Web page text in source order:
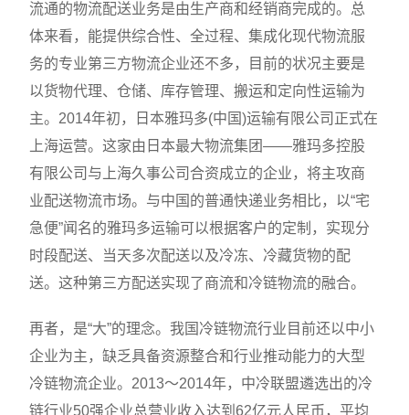
流通的物流配送业务是由生产商和经销商完成的。总
体来看，能提供综合性、全过程、集成化现代物流服
务的专业第三方物流企业还不多，目前的状况主要是
以货物代理、仓储、库存管理、搬运和定向性运输为
主。2014年初，日本雅玛多(中国)运输有限公司正式在
上海运营。这家由日本最大物流集团——雅玛多控股
有限公司与上海久事公司合资成立的企业，将主攻商
业配送物流市场。与中国的普通快递业务相比，以“宅
急便”闻名的雅玛多运输可以根据客户的定制，实现分
时段配送、当天多次配送以及冷冻、冷藏货物的配
送。这种第三方配送实现了商流和冷链物流的融合。
再者，是“大”的理念。我国冷链物流行业目前还以中小
企业为主，缺乏具备资源整合和行业推动能力的大型
冷链物流企业。2013～2014年，中冷联盟遴选出的冷
链行业50强企业总营业收入达到62亿元人民币，平均